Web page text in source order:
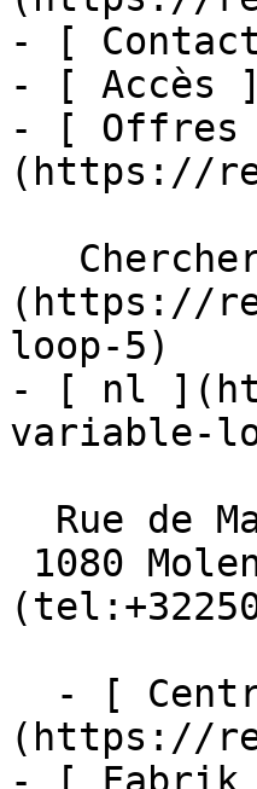
- [
- [ Accès
- [ Offres
(https://
(https://
loop-5)
- [ nl
variable-
(https://